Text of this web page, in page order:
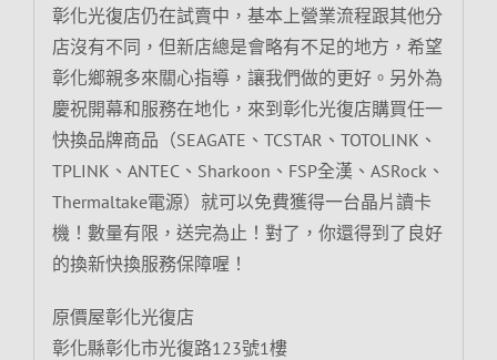
彰化光復店仍在試賣中，基本上營業流程跟其他分
店沒有不同，但新店總是會略有不足的地方，希望
彰化鄉親多來關心指導，讓我們做的更好。另外為
慶祝開幕和服務在地化，來到彰化光復店購買任一
快換品牌商品（SEAGATE、TCSTAR、TOTOLINK、
TPLINK、ANTEC、Sharkoon、FSP全漢、ASRock、
Thermaltake電源）就可以免費獲得一台晶片讀卡
機！數量有限，送完為止！對了，你還得到了良好
的換新快換服務保障喔！
原價屋彰化光復店
彰化縣彰化市光復路123號1樓